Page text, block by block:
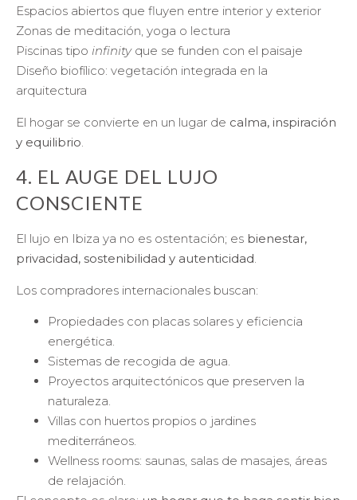
Espacios abiertos que fluyen entre interior y exterior
Zonas de meditación, yoga o lectura
Piscinas tipo infinityque se funden con el paisaje
Diseño biofílico: vegetación integrada en la
arquitectura
El hogar se convierte en un lugar de calma, inspiración
y equilibrio
4. EL AUGE DEL LUJO
CONSCIENTE
El lujo en Ibiza ya no es ostentación; es bienestar,
privacidad, sostenibilidad y autenticidad.
Los compradores internacionales buscan:
Propiedades con placas solares y eficiencia
energética.
Sistemas de recogida de agua.
Proyectos arquitectónicos que preserven la
naturaleza.
Villas con huertos propios o jardines
mediterráneos.
Wellness rooms: saunas, salas de masajes, áreas
de relajación.